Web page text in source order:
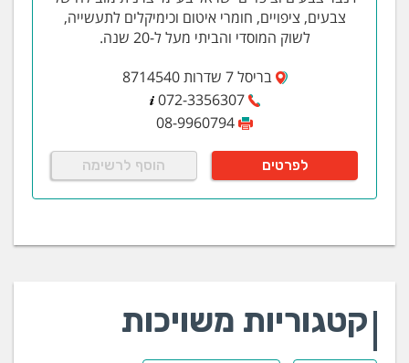
צבעים, ציפויים, חומרי איטום וכימיקלים לתעשייה,
לשוק המוסדי והביתי מעל ל-20 שנה.
בריסל 7 שדרות 8714540
072-3356307
08-9960794
לפרטים הוסף לרשימה
קטגוריות משויכות